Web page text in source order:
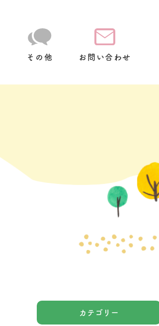
その他 お問い合わせ
カテゴリー